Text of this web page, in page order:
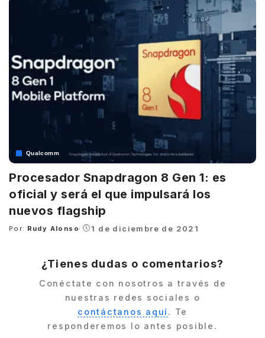
Qualcomm
Procesador Snapdragon 8 Gen 1: es
oficial y será el que impulsará los
nuevos flagship
Posted
Por: Rudy Alonso 1 de diciembre de 2021
¿Tienes dudas o comentarios?
Conéctate con nosotros a través de
nuestras redes sociales o
contáctanos aquí. Te
responderemos lo antes posible.